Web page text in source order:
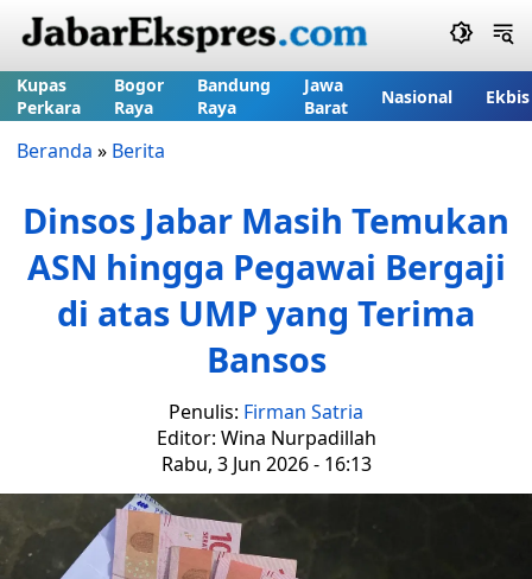
Kupas
Perkara
Bogor
Raya
Bandung
Raya
Jawa
Barat
Nasional Ekbis
Beranda » Berita
Dinsos Jabar Masih Temukan
ASN hingga Pegawai Bergaji
di atas UMP yang Terima
Bansos
Penulis: Firman Satria
Editor: Wina Nurpadillah
Rabu, 3 Jun 2026 - 16:13